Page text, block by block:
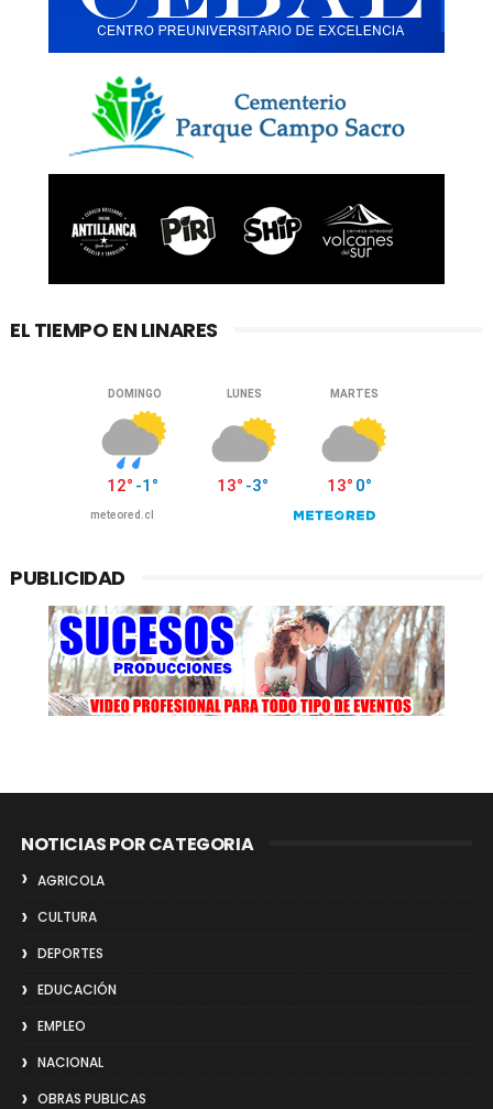
EL TIEMPO EN LINARES
PUBLICIDAD
NOTICIAS POR CATEGORIA
AGRICOLA
CULTURA
DEPORTES
EDUCACIÓN
EMPLEO
NACIONAL
OBRAS PUBLICAS